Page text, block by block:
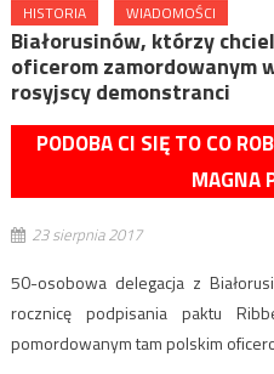
HISTORIA WIADOMOŚCI
Białorusinów, którzy
oficerom zamordowanym
rosyjscy demonstranci
PODOBA CI SIĘ TO CO
MAGNA
23 sierpnia 2017
50-osobowa delegacja z
rocznicę podpisania paktu
pomordowanym tam polskim